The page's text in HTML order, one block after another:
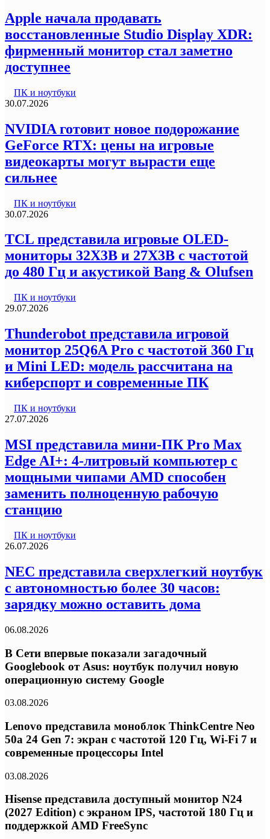
Apple начала продавать
восстановленные Studio Display XDR:
фирменный монитор стал заметно
доступнее
ПК и ноутбуки
30.07.2026
NVIDIA готовит новое подорожание
GeForce RTX: цены на игровые
видеокарты могут вырасти еще
сильнее
ПК и ноутбуки
30.07.2026
TCL представила игровые OLED-
мониторы 32X3B и 27X3B с частотой
до 480 Гц и акустикой Bang & Olufsen
ПК и ноутбуки
29.07.2026
Thunderobot представила игровой
монитор 25Q6A Pro с частотой 360 Гц
и Mini LED: модель рассчитана на
киберспорт и современные ПК
ПК и ноутбуки
27.07.2026
MSI представила мини-ПК Pro Max
Edge AI+: 4-литровый компьютер с
мощными чипами AMD способен
заменить полноценную рабочую
станцию
ПК и ноутбуки
26.07.2026
NEC представила сверхлегкий ноутбук
с автономностью более 30 часов:
зарядку можно оставить дома
06.08.2026
В Сети впервые показали загадочный
Googlebook от Asus: ноутбук получил новую
операционную систему Google
03.08.2026
Lenovo представила моноблок ThinkCentre Neo
50a 24 Gen 7: экран с частотой 120 Гц, Wi-Fi 7 и
современные процессоры Intel
03.08.2026
Hisense представила доступный монитор N24
(2027 Edition) с экраном IPS, частотой 180 Гц и
поддержкой AMD FreeSync